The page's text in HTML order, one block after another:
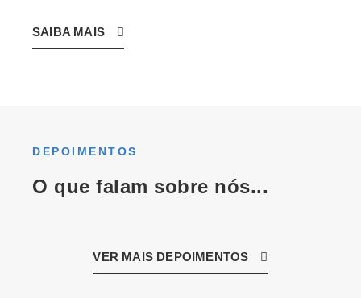
SAIBA MAIS
DEPOIMENTOS
O que falam sobre nós...
VER MAIS DEPOIMENTOS